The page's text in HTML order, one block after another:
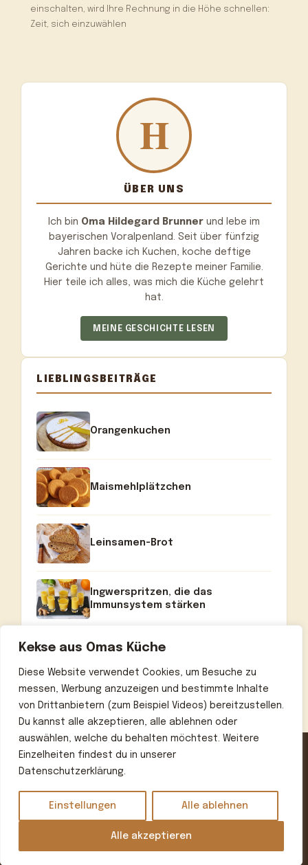
Kekse aus Omas Küche
Diese Website verwendet Cookies, um Besuche zu
messen, Werbung anzuzeigen und bestimmte Inhalte
von Drittanbietern (zum Beispiel Videos) bereitzustellen.
Du kannst alle akzeptieren, alle ablehnen oder
auswählen, welche du behalten möchtest. Weitere
Einzelheiten findest du in unserer
Datenschutzerklärung.
Einstellungen Alle ablehnen
Alle akzeptieren
einschalten, wird Ihre Rechnung in die Höhe schnellen:
Zeit, sich einzuwählen
ÜBER UNS
Ich bin Oma Hildegard Brunner und lebe im
bayerischen Voralpenland. Seit über fünfzig
Jahren backe ich Kuchen, koche deftige
Gerichte und hüte die Rezepte meiner Familie.
Hier teile ich alles, was mich die Küche gelehrt
hat.
MEINE GESCHICHTE LESEN
LIEBLINGSBEITRÄGE
Orangenkuchen
Maismehlplätzchen
Leinsamen-Brot
Ingwerspritzen, die das
Immunsystem stärken
© 2026 Omas beste Rezepte• Erstellt mit